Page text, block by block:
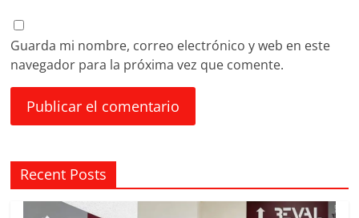
Guarda mi nombre, correo electrónico y web en este
navegador para la próxima vez que comente.
Recent Posts